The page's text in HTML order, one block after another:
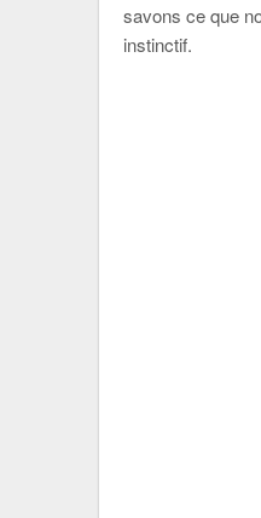
savons ce que
instinctif.